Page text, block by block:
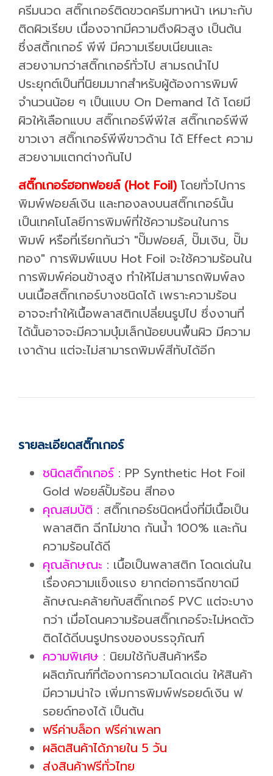
ครีมนวด สติ๊กเกอร์ติดขวดครีมทาหน้า เหมาะกับ
ติดผิวเรียบ เนื่องจากมีความตึงผิวสูง เป็นต้น
ซึ่งสติ้กเกอร์ พีพี มีความเรียบเนียนและ
สวยงามกว่าสติ๊กเกอร์ทั่วไป สามรถนำไป
ประยุกต์เป็นที่นิยมมากสำหรับผู้ต้องการพิมพ์
จำนวนน้อย ๆ เป็นแบบ On Demand ได้ โดยมี
ผิวให้เลือกแบบ สติ๊กเกอร์พีพีใส สติ๊กเกอร์พีพี
ขาวเงา สติ๊กเกอร์พีพีขาวด้าน ได้ Effect ความ
สวยงามแตกต่างกันไป
สติ๊กเกอร์ฮอทฟอยล์ (Hot Foil) โดยทั่วไปการ
พิมพ์ฟอยล์เงิน และทองลงบนสติ๊กเกอร์นั้น
เป็นเทคโนโลยีการพิมพ์ที่ใช้ความร้อนในการ
พิมพ์ หรือที่เรียกกันว่า "ปั๊มฟอยล์, ปั๊มเงิน, ปั๊ม
ทอง" การพิมพ์แบบ Hot Foil จะใช้ความร้อนใน
การพิมพ์ค่อนข้างสูง ทำให้ไม่สามารถพิมพ์ลง
บนเนื้อสติ๊กเกอร์บางชนิดได้ เพราะความร้อน
อาจจะทำให้เนื้อพลาสติกเปลี่ยนรูปไป ซึ่งงานที่
ได้นั้นอาจจะมีความบุ๋มเล็กน้อยบนพื้นผิว มีความ
เงาด้าน แต่จะไม่สามารถพิมพ์สีทับได้อีก
รายละเอียดสติ๊กเกอร์
ชนิดสติ๊กเกอร์: PP Synthetic Hot Foil
Gold ฟอยล์ปั้มร้อน สีทอง
คุณสมบัติ : สติ๊กเกอร์ชนิดหนึ่งที่มีเนื้อเป็น
พลาสติก ฉีกไม่ขาด กันน้ำ 100% และกัน
ความร้อนได้ดี
คุณลักษณะ : เนื้อเป็นพลาสติก โดดเด่นใน
เรื่องความแข็งแรง ยากต่อการฉีกขาดมี
ลักษณะคล้ายกับสติ๊กเกอร์ PVC แต่จะบาง
กว่า เมื่อโดนความร้อนสติ๊กเกอร์จะไม่หดตัว
ติดได้ดีบนรูปทรงของบรรจุภัณฑ์
ความพิเศษ : นิยมใช้กับสินค้าหรือ
ผลิตภัณฑ์ที่ต้องการความโดดเด่น ให้สินค้า
มีความน่าใจ เพิ่มการพิมพ์ฟรอยด์เงิน ฟ
รอยด์ทองได้ เป็นต้น
ฟรีค่าบล็อก ฟรีค่าเพลท
ผลิตสินค้าได้ภายใน 5 วัน
ส่งสินค้าฟรีทั่วไทย